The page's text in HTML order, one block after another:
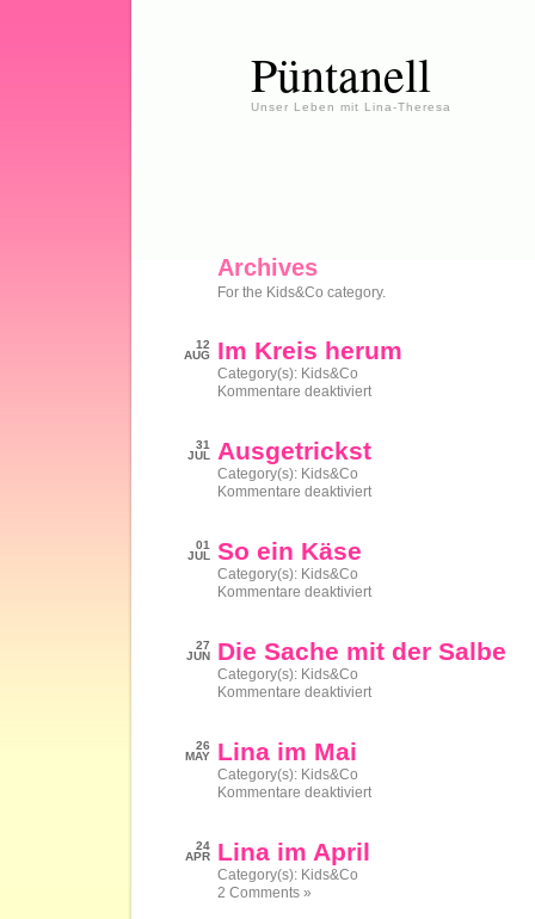
Püntanell
Unser Leben mit Lina-Theresa
Archives
For the Kids&Co category.
12
AUG
Im Kreis herum
Category(s): Kids&Co
Kommentare deaktiviertfür
31
JUL
Ausgetrickst
Category(s): Kids&Co
Kommentare deaktiviertfür
01
JUL
So ein Käse
Category(s): Kids&Co
Kommentare deaktiviertfür
27
JUN
Die Sache mit der Salbe
Category(s): Kids&Co
Kommentare deaktiviertfür
26
MAY
Lina im Mai
Category(s): Kids&Co
Kommentare deaktiviertfür
24
APR
Lina im April
Category(s): Kids&Co
2 Comments »